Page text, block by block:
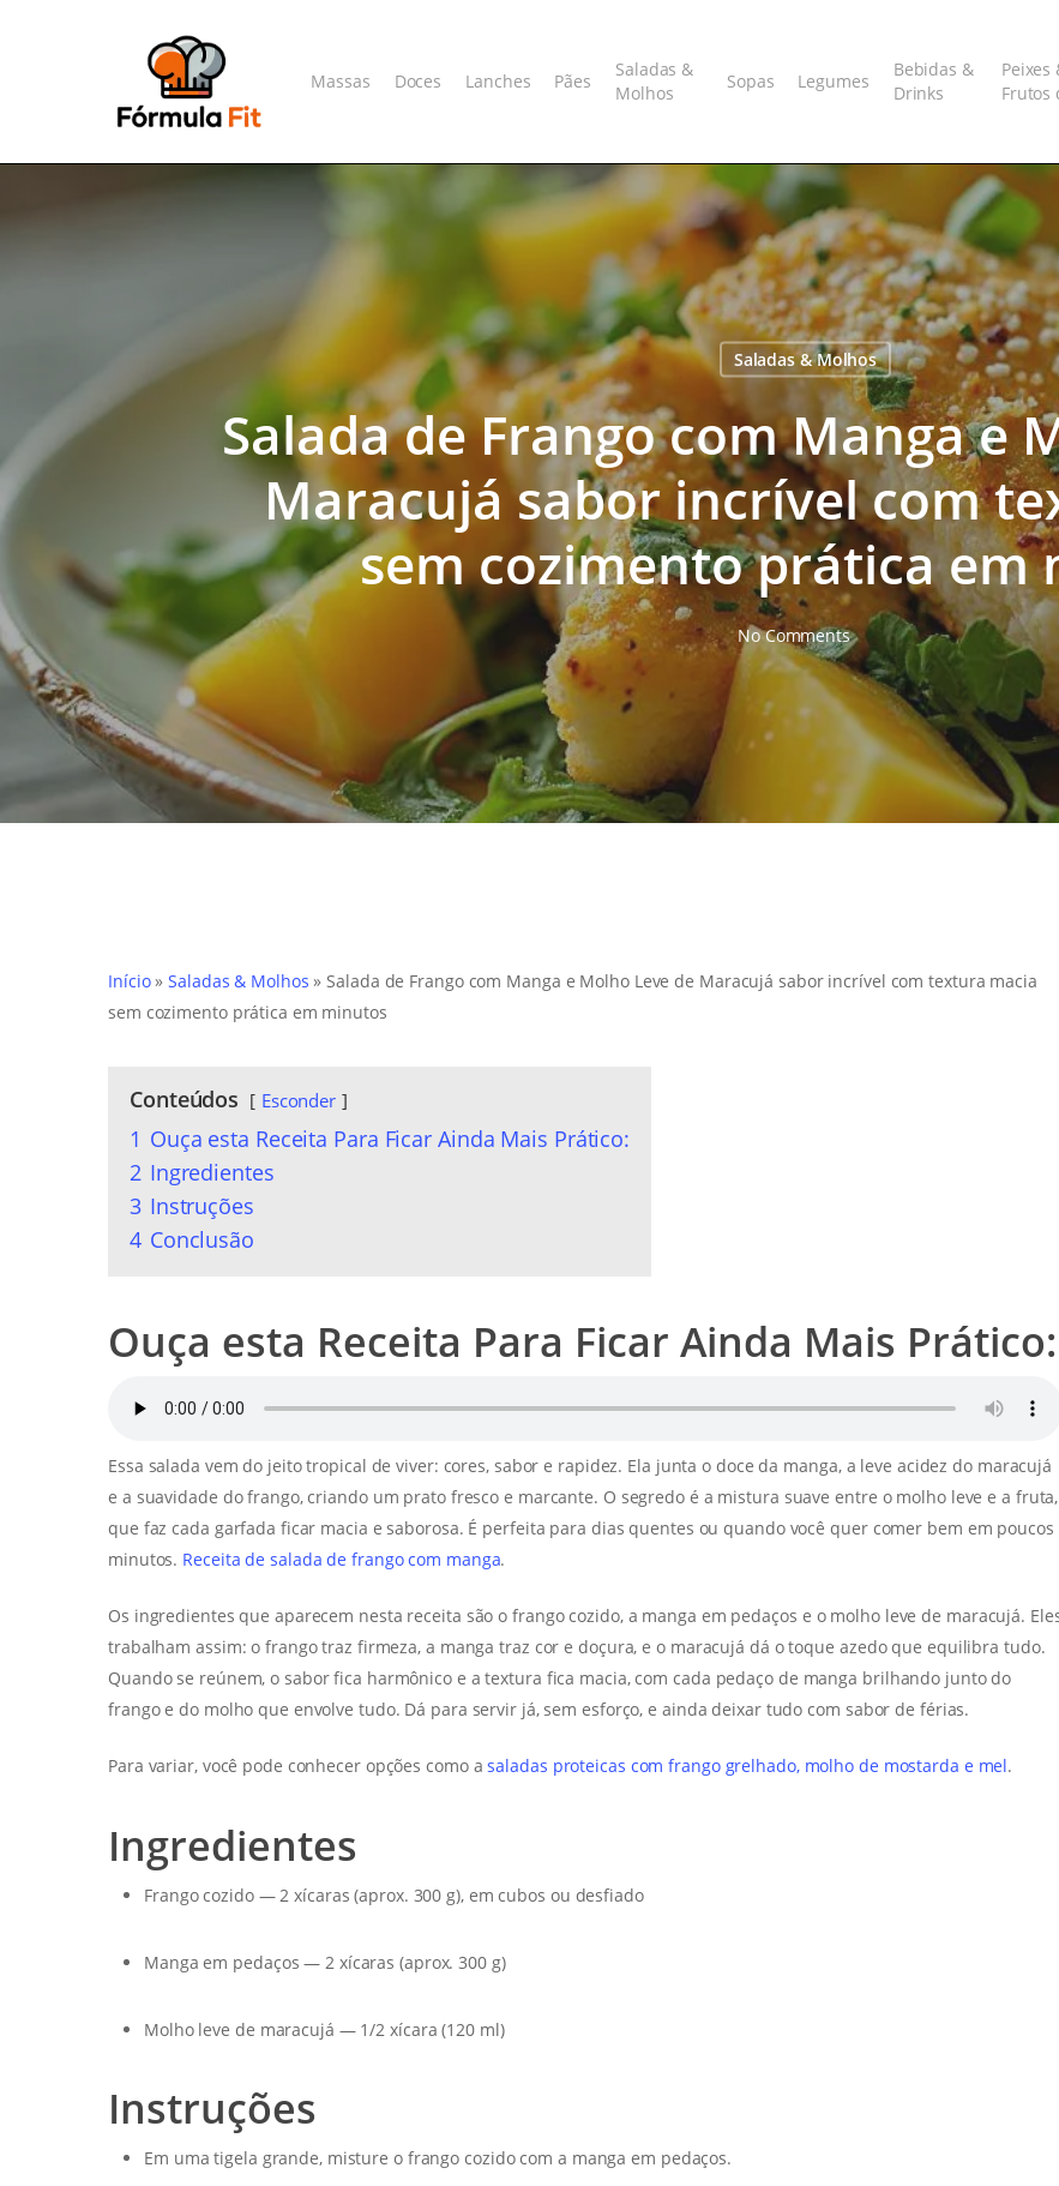
Hit enter to search or ESC to close
Massas Doces Lanches Pães
Saladas &
Molhos
Sopas Legumes
Bebidas &
Drinks
Peixes
Frutos
Saladas & Molhos
Salada de Frango com Manga e
Maracujá sabor incrível com
sem cozimento prática em
No Comments
Início»Saladas & Molhos »Salada de Frango com Manga e Molho Leve de Maracujá sabor incrível com textura macia
sem cozimento prática em minutos
Conteúdos Esconder
1 Ouça esta Receita Para Ficar Ainda Mais Prático:
2 Ingredientes
3 Instruções
4 Conclusão
Ouça esta Receita Para Ficar Ainda Mais Prático:
Essa salada vem do jeito tropical de viver: cores, sabor e rapidez. Ela junta o doce da manga, a leve acidez do maracujá
e a suavidade do frango, criando um prato fresco e marcante. O segredo é a mistura suave entre o molho leve e a fruta,
que faz cada garfada ficar macia e saborosa. É perfeita para dias quentes ou quando você quer comer bem em poucos
minutos. Receita de salada de frango com manga.
Os ingredientes que aparecem nesta receita são o frango cozido, a manga em pedaços e o molho leve de maracujá.
trabalham assim: o frango traz firmeza, a manga traz cor e doçura, e o maracujá dá o toque azedo que equilibra tudo.
Quando se reúnem, o sabor fica harmônico e a textura fica macia, com cada pedaço de manga brilhando junto do
frango e do molho que envolve tudo. Dá para servir já, sem esforço, e ainda deixar tudo com sabor de férias.
Para variar, você pode conhecer opções como asaladas proteicas com frango grelhado, molho de mostarda e mel.
Ingredientes
Frango cozido — 2 xícaras (aprox. 300 g), em cubos ou desfiado
Manga em pedaços — 2 xícaras (aprox. 300 g)
Molho leve de maracujá — 1/2 xícara (120 ml)
Instruções
Em uma tigela grande, misture o frango cozido com a manga em pedaços.